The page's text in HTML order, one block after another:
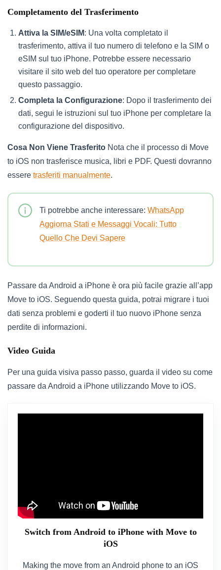
Completamento del Trasferimento
Attiva la SIM/eSIM: Una volta completato il
trasferimento, attiva il tuo numero di telefono e la SIM o
eSIM sul tuo iPhone. Potrebbe essere necessario
visitare il sito web del tuo operatore per completare
questo passaggio.
Completa la Configurazione: Dopo il trasferimento dei
dati, segui le istruzioni sul tuo iPhone per completare la
configurazione del dispositivo.
Cosa Non Viene Trasferito Nota che il processo di Move
to iOS non trasferisce musica, libri e PDF. Questi dovranno
essere trasferiti manualmente.
Ti potrebbe anche interessare: WhatsApp
Aggiorna Stati e Messaggi Vocali: Tutto
Quello Che Devi Sapere
Passare da Android a iPhone è ora più facile grazie all’app
Move to iOS. Seguendo questa guida, potrai migrare i tuoi
dati senza problemi e goderti il tuo nuovo iPhone senza
perdite di informazioni.
Video Guida
Per una guida visiva passo passo, guarda il video su come
passare da Android a iPhone utilizzando Move to iOS.
Switch from Android to iPhone with Move to
iOS
Making the move from an Android phone to an iOS